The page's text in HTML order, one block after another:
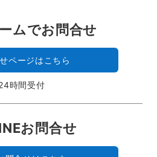
ムでお問合せ
ページはこちら
時間受付
お問合せ